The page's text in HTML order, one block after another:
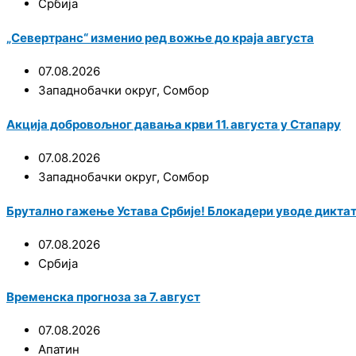
Србија
„Севертранс“ изменио ред вожње до краја августа
07.08.2026
Западнобачки округ, Сомбор
Акција добровољног давања крви 11. августа у Стапару
07.08.2026
Западнобачки округ, Сомбор
Брутално гажење Устава Србије! Блокадери уводе
07.08.2026
Србија
Временска прогноза за 7. август
07.08.2026
Апатин